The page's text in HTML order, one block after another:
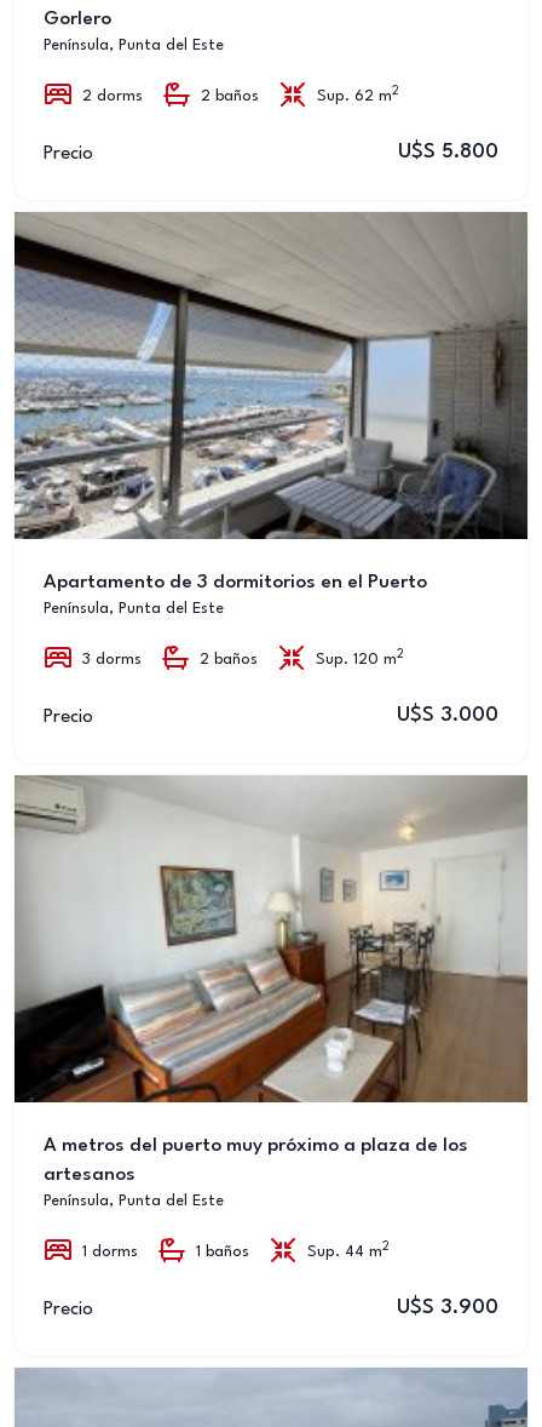
Gorlero
Península, Punta del Este
2 dorms 2 baños Sup. 62 m 2
Precio U$S 5.800
Apartamento de 3 dormitorios en el Puerto
Península, Punta del Este
3 dorms 2 baños Sup. 120 m 2
Precio U$S 3.000
A metros del puerto muy próximo a plaza de los
artesanos
Península, Punta del Este
1 dorms 1 baños Sup. 44 m 2
Precio U$S 3.900